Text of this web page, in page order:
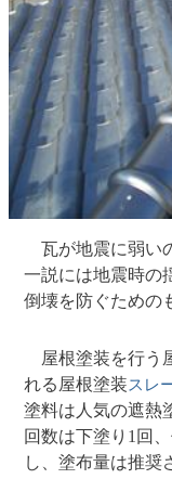
瓦が地震に弱い
一説には地震時の
倒壊を防ぐための
屋根塗装を行う
れる屋根塗装スレ
塗料は人気の遮熱
回数は下塗り1回
し、塗布量は推奨